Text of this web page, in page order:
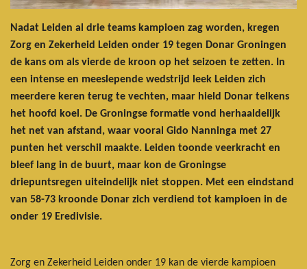
Nadat Leiden al drie teams kampioen zag worden, kregen
Zorg en Zekerheid Leiden onder 19 tegen Donar Groningen
de kans om als vierde de kroon op het seizoen te zetten. In
een intense en meeslepende wedstrijd leek Leiden zich
meerdere keren terug te vechten, maar hield Donar telkens
het hoofd koel. De Groningse formatie vond herhaaldelijk
het net van afstand, waar vooral Gido Nanninga met 27
punten het verschil maakte. Leiden toonde veerkracht en
bleef lang in de buurt, maar kon de Groningse
driepuntsregen uiteindelijk niet stoppen. Met een eindstand
van 58-73 kroonde Donar zich verdiend tot kampioen in de
onder 19 Eredivisie.
Zorg en Zekerheid Leiden onder 19 kan de vierde kampioen